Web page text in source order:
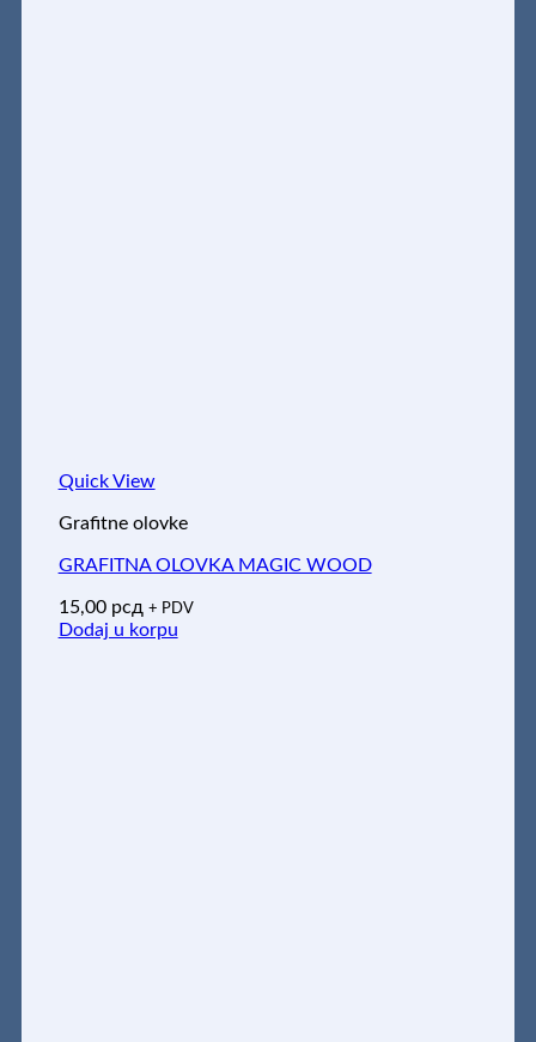
Quick View
Grafitne olovke
GRAFITNA OLOVKA MAGIC WOOD
15,00 рсд + PDV
Dodaj u korpu